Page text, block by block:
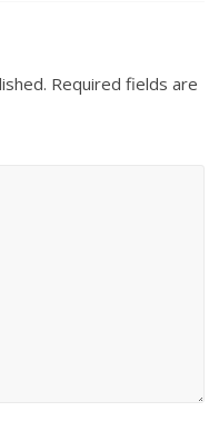
Required fields are